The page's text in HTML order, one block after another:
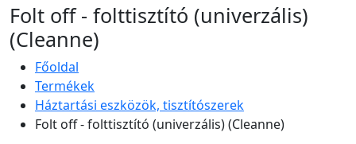
Folt off - folttisztító (univerzális)
(Cleanne)
Főoldal
Termékek
Háztartási eszközök, tisztítószerek
Folt off - folttisztító (univerzális) (Cleanne)